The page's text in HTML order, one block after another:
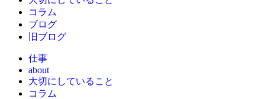
コラム
ブログ
旧ブログ
仕事
about
大切にしていること
コラム